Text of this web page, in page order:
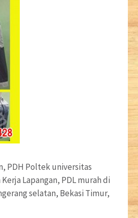
PDH Poltek universitas
Lapangan, PDL murah di
selatan, Bekasi Timur,